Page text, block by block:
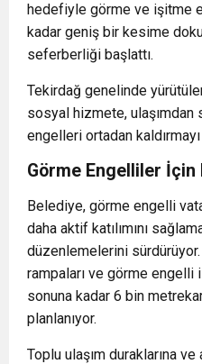
hedefiyle görme ve işitme
kadar geniş bir kesime
seferberliği başlattı.
Tekirdağ genelinde
sosyal hizmete, ulaşımdan
engelleri ortadan
Görme Engelliler
Belediye, görme engelli
daha aktif katılımını
düzenlemelerini sürdürüyor.
rampaları ve görme engelli
sonuna kadar 6 bin
planlanıyor.
Toplu ulaşım duraklarına